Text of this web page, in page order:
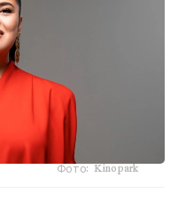
Фото: Kinopark